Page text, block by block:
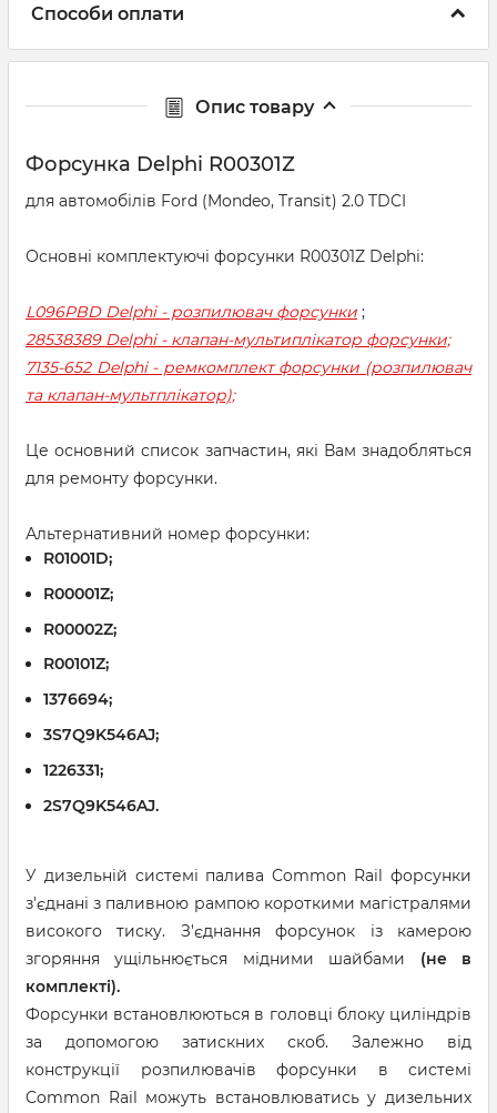
Способи оплати
Опис товару
Форсунка Delphi R00301Z
для автомобілів Ford (Mondeo, Transit) 2.0 TDCI
Основні комплектуючі форсунки R00301Z Delphi:
L096PBD Delphi - розпилювач форсунки ;
28538389 Delphi - клапан-мультиплікатор форсунки;
7135-652 Delphi - ремкомплект форсунки (розпилювач
та клапан-мультплікатор);
Це основний список запчастин, які Вам знадобляться
для ремонту форсунки.
Альтернативний номер форсунки:
R01001D;
R00001Z;
R00002Z;
R00101Z;
1376694;
3S7Q9K546AJ;
1226331;
2S7Q9K546AJ.
У дизельній системі палива Common Rail форсунки
з'єднані з паливною рампою короткими магістралями
високого тиску. З'єднання форсунок із камерою
згоряння ущільнюється мідними шайбами (не в
комплекті).
Форсунки встановлюються в головці блоку циліндрів
за допомогою затискних скоб. Залежно від
конструкції розпилювачів форсунки в системі
Common Rail можуть встановлюватись у дизельних